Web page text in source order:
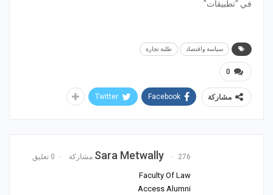
في "تطبيقات"
سياسة واقتصاد طلبة تجارة
0
مشاركة Facebook
Twitter
Sara Metwally 276 مشاركة 0 تعليق
Faculty Of Law
Access Alumni